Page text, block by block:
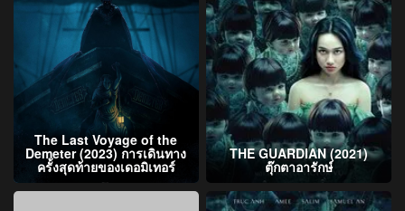
The Last Voyage of the
Demeter (2023) การเดินทาง
ครั้งสุดท้ายของเดอมิเทอร์
THE GUARDIAN (2021)
ตุ๊กตาอารักษ์